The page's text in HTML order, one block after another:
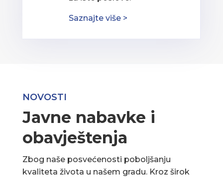
Saznajte više >
NOVOSTI
Javne nabavke i
obavještenja
Zbog naše posvećenosti poboljšanju
kvaliteta života u našem gradu. Kroz širok